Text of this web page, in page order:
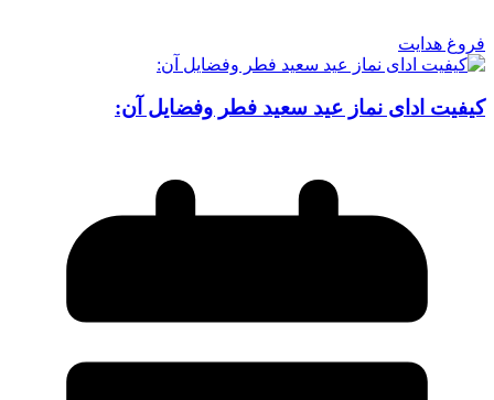
فروغ هدایت
کیفیت ادای نماز عید سعید فطر وفضایل آن: